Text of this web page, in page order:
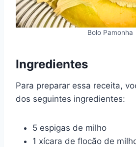
Bolo Pamonha
Ingredientes
Para preparar essa receita,
dos seguintes ingredientes:
5 espigas de milho
1 xícara de flocão de